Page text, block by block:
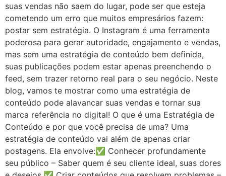
suas vendas não saem do lugar, pode ser que esteja
cometendo um erro que muitos empresários fazem:
postar sem estratégia. O Instagram é uma ferramenta
poderosa para gerar autoridade, engajamento e vendas,
mas sem uma estratégia de conteúdo bem definida,
suas publicações podem estar apenas preenchendo o
feed, sem trazer retorno real para o seu negócio. Neste
blog, vamos te mostrar como uma estratégia de
conteúdo pode alavancar suas vendas e tornar sua
marca referência no digital! O que é uma Estratégia de
Conteúdo e por que você precisa de uma? Uma
estratégia de conteúdo vai além de apenas criar
postagens. Ela envolve:✅ Conhecer profundamente
seu público – Saber quem é seu cliente ideal, suas dores